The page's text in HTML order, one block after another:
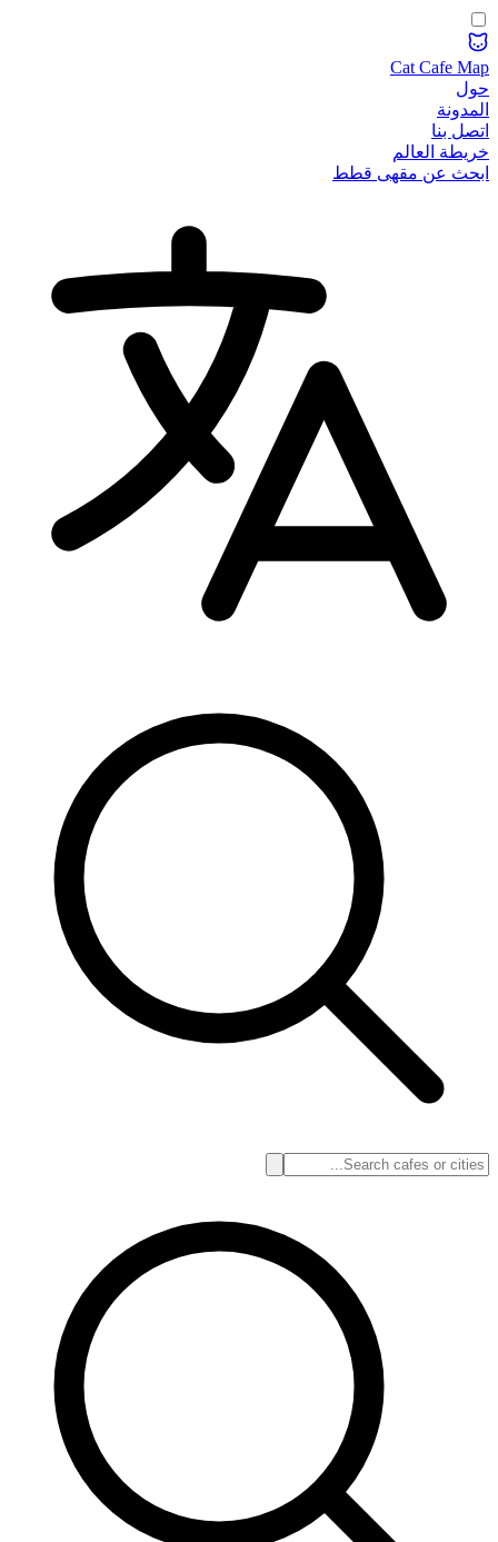
Cat Cafe Map
حول
المدونة
اتصل بنا
خريطة العالم
ابحث عن مقهى قطط